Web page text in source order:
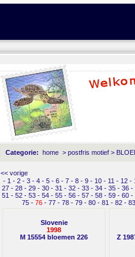
Categorie: home > postfris motief >
<< vorige
- 1 - 2- 3- 4- 5- 6- 7- 8- 9- 10- 11 - 12-
27- 28- 29- 30- 31 - 32- 33- 34- 35- 36-
51 - 52- 53- 54- 55- 56- 57- 58- 59- 60-
75- 76- 77- 78- 79- 80- 81 - 82- 83
Slovenie
1998
M 15554 bloemen 226
Z